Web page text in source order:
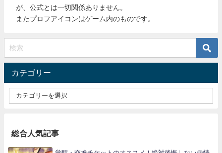
が、公式とは一切関係ありません。
またプロフアイコンはゲーム内のものです。
カテゴリー
総合人気記事